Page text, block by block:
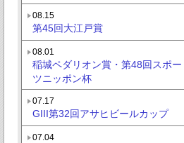
08.15
第45回大江戸賞
08.01
稲城ペダリオン賞・第48回スポー
ツニッポン杯
07.17
GIII第32回アサヒビールカップ
07.04